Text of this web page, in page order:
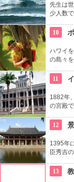
先生は
少人数
心者の
10
ハワイ
の島々
の体験
11
1882年
の宮殿
を経て
度の数だ
12
1395年
臣秀吉
重ねま
います。
13